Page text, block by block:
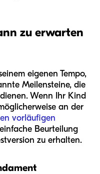
zu erwarten
eigenen Tempo,
Meilensteine, die
Wenn Ihr Kind
an der
vorläufigen
Beurteilung
zu erhalten.